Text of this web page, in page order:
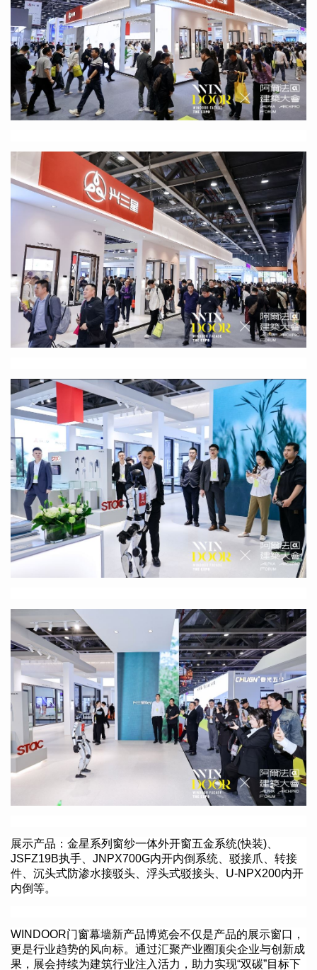
展示产品： 金星系列窗纱一体外开窗五金系统(快装)、
JSFZ19B执手、 JNPX700G内开内倒系统、 驳接爪、 转接
件、 沉头式防渗水接驳头、 浮头式驳接头、 U-NPX200内开
内倒等。
WINDOOR门窗幕墙新产品博览会不仅是产品的展示窗口，
更是行业趋势的风向标。通过汇聚产业圈顶尖企业与创新成
果，展会持续为建筑行业注入活力，助力实现“双碳”目标下